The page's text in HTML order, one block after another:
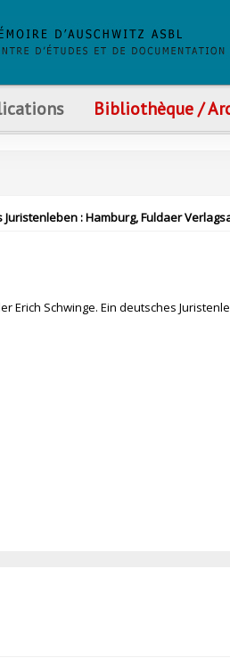
Bibliothèque /
: Hamburg, Fuldaer
Erich Schwinge. Ein deutsches